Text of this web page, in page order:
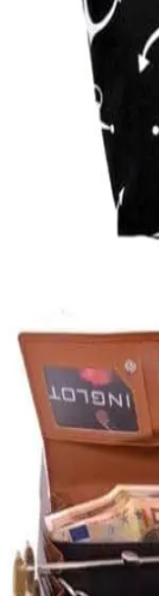
Εξαντλημένο